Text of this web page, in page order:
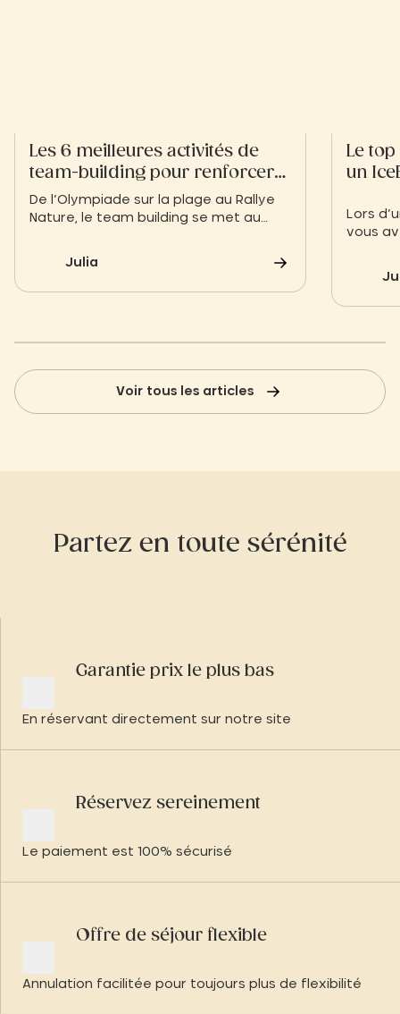
Les 6 meilleures activités de
team-building pour renforcer
la cohésion d’équipe
De l’Olympiade sur la plage au Rallye
Nature, le team building se met au
pour booster l’engagement de vos
Julia
Le
un
Lors
vous
Voir tous les articles
Partez en toute sérénité
Garantie prix le plus bas
En réservant directement sur notre site
Réservez sereinement
Le paiement est 100% sécurisé
Offre de séjour flexible
Annulation facilitée pour toujours plus de flexibilité